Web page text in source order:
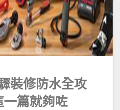
裝修防水全攻
一篇就夠咗